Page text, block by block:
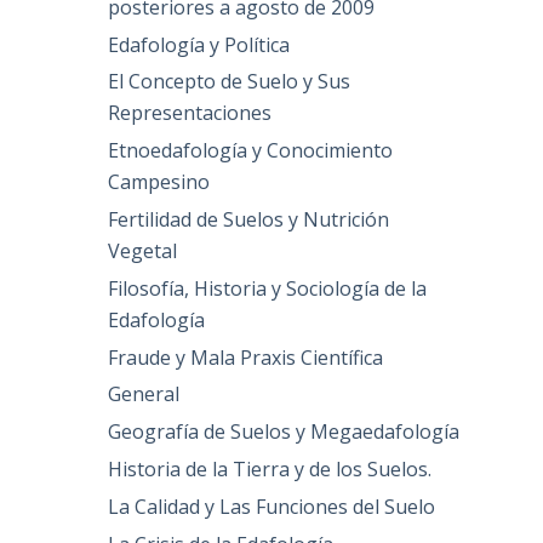
posteriores a agosto de 2009
Edafología y Política
El Concepto de Suelo y Sus
Representaciones
Etnoedafología y Conocimiento
Campesino
Fertilidad de Suelos y Nutrición
Vegetal
Filosofía, Historia y Sociología de la
Edafología
Fraude y Mala Praxis Científica
General
Geografía de Suelos y Megaedafología
Historia de la Tierra y de los Suelos.
La Calidad y Las Funciones del Suelo